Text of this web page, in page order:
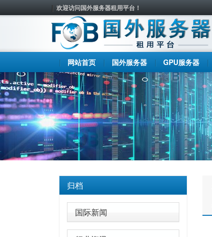
欢迎访问国外服务器租用平台！
网站首页 国外服务器 GPU服务器
归档
国际新闻